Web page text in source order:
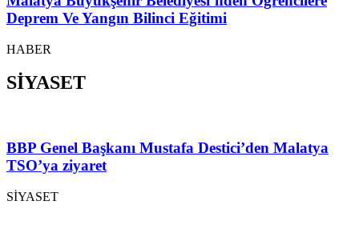
Deprem Ve Yangın Bilinci Eğitimi
HABER
SİYASET
BBP Genel Başkanı Mustafa Destici’den Malatya
TSO’ya ziyaret
SİYASET